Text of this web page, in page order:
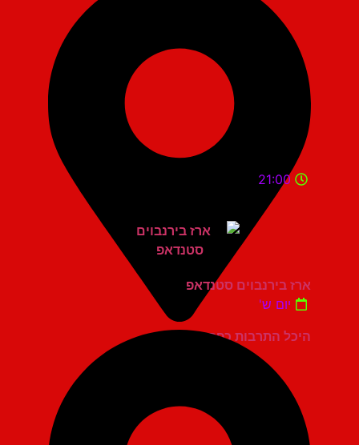
היכל התרבות כפר סבא
21:00
ארז בירנבוים סטנדאפ
יום ש'